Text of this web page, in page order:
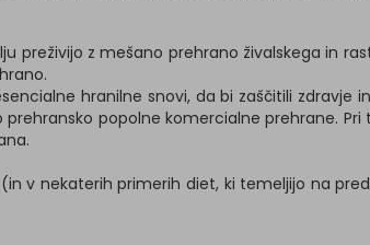
preživijo z mešano prehrano živalskega in
hranilne snovi, da bi zaščitili zdravje
popolne komercialne prehrane.
(in v nekaterih primerih diet, ki temeljijo na